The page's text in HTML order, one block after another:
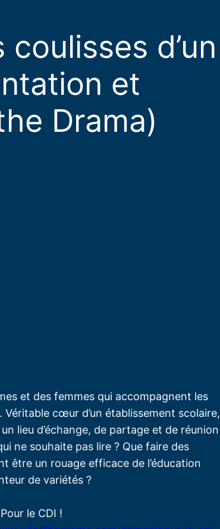
coulisses d’un
et
Drama)
et des femmes qui accompagnent les
cœur d’un établissement scolaire,
lieu d’échange, de partage et de réunion
ne souhaite pas lire ? Que faire des
être un rouage efficace de l’éducation
de variétés ?
le CDI !